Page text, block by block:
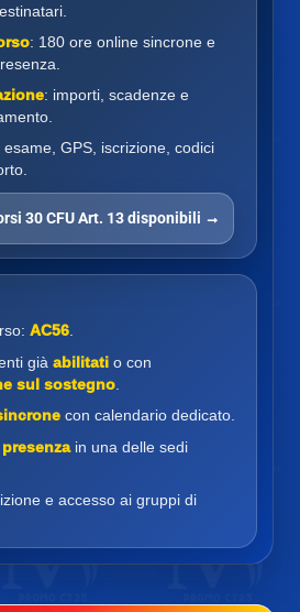
: 180 ore online sincrone e
: importi, scadenze e
esame, GPS, iscrizione, codici
30 CFU Art. 13 disponibili →
AC56
già abilitati o con
sul sostegno
con calendario dedicato.
in una delle sedi
e accesso ai gruppi di